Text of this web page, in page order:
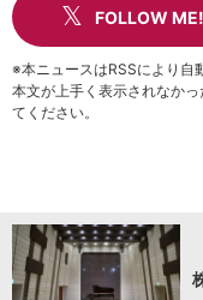
FOLLOW ME!
※本ニュースはRSSにより自
本文が上手く表示されなか
てください。